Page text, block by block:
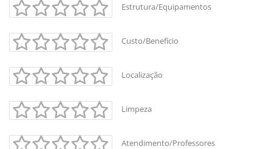
Estrutura/Equipamentos
Custo/Benefício
Localização
Limpeza
Atendimento/Professores